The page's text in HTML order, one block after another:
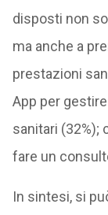
disposti non
ma anche a
prestazioni
App per
sanitari (32%);
fare un
In sintesi, si